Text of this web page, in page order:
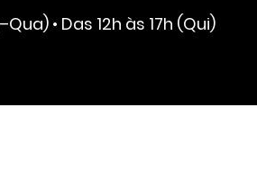
• Das 12h às 17h (Qui)